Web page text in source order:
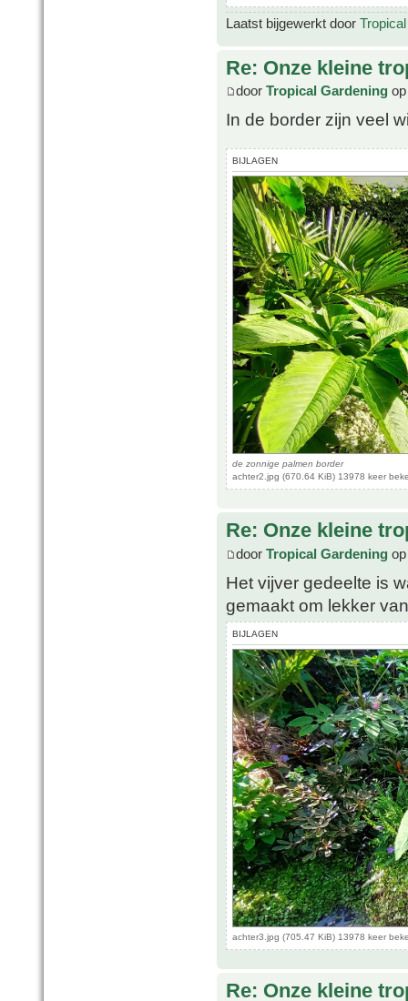
Laatst bijgewerkt door
Re: Onze kleine
door Tropical Gardening
In de border zijn veel
BIJLAGEN
de zonnige palmen border
achter2.jpg (670.64 KiB) 13978 keer
Re: Onze kleine
door Tropical Gardening
Het vijver gedeelte is
gemaakt om lekker
BIJLAGEN
achter3.jpg (705.47 KiB) 13978 keer
Re: Onze kleine